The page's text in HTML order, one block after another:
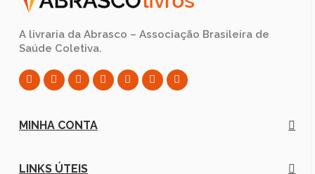
A livraria da Abrasco – Associação Brasileira de
Saúde Coletiva.
MINHA CONTA
LINKS ÚTEIS